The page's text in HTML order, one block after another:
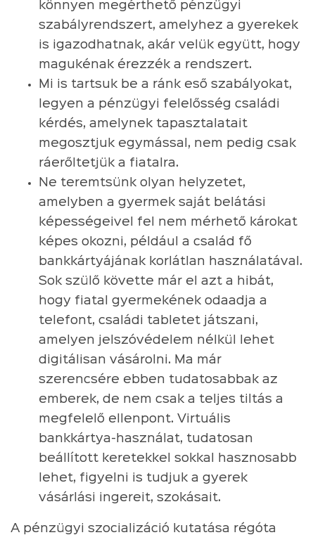
könnyen megérthető pénzügyi
szabályrendszert, amelyhez a gyerekek
is igazodhatnak, akár velük együtt, hogy
magukénak érezzék a rendszert.
Mi is tartsuk be a ránk eső szabályokat,
legyen a pénzügyi felelősség családi
kérdés, amelynek tapasztalatait
megosztjuk egymással, nem pedig csak
ráerőltetjük a fiatalra.
Ne teremtsünk olyan helyzetet,
amelyben a gyermek saját belátási
képességeivel fel nem mérhető károkat
képes okozni, például a család fő
bankkártyájának korlátlan használatával.
Sok szülő követte már el azt a hibát,
hogy fiatal gyermekének odaadja a
telefont, családi tabletet játszani,
amelyen jelszóvédelem nélkül lehet
digitálisan vásárolni. Ma már
szerencsére ebben tudatosabbak az
emberek, de nem csak a teljes tiltás a
megfelelő ellenpont. Virtuális
bankkártya-használat, tudatosan
beállított keretekkel sokkal hasznosabb
lehet, figyelni is tudjuk a gyerek
vásárlási ingereit, szokásait.
A pénzügyi szocializáció kutatása régóta